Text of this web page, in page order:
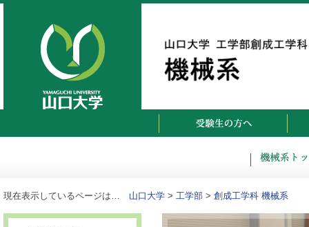
現在表示しているページは… 山口大学 > 工学部 > 創成工学科 機械系